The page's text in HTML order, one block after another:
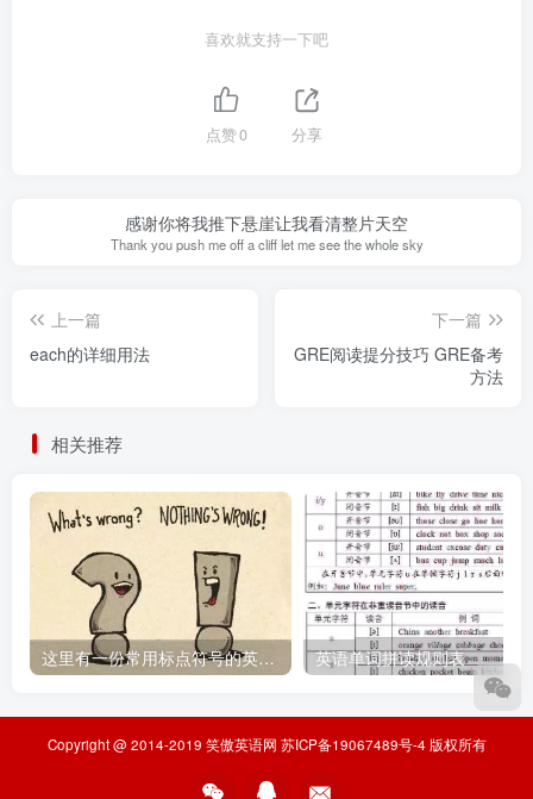
喜欢就支持一下吧
点赞0 分享
感谢你将我推下悬崖让我看清整片天空
Thank you push me off a cliff let me see the whole sky
上一篇
each的详细用法
下一篇
GRE阅读提分技巧 GRE备考
方法
相关推荐
这里有一份常用标点符号的英文说法，请收好 英语单词拼读规则表
Copyright @ 2014-2019 笑傲英语网 苏ICP备19067489号-4 版权所有